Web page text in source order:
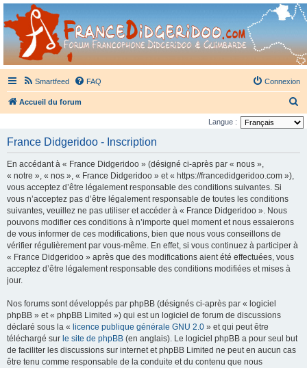
France Didgeridoo
Didgeridoo et Guimbarde sur France Didgeridoo - retrouvez la communauté.
Smartfeed FAQ Connexion
Accueil du forum
e
h
Langue :
France Didgeridoo - Inscription
En accédant à « France Didgeridoo » (désigné ci-après par « nous »,
« notre », « nos », « France Didgeridoo » et « https://francedidgeridoo.com »),
vous acceptez d’être légalement responsable des conditions suivantes. Si
vous n’acceptez pas d’être légalement responsable de toutes les conditions
suivantes, veuillez ne pas utiliser et accéder à « France Didgeridoo ». Nous
pouvons modifier ces conditions à n’importe quel moment et nous essaierons
de vous informer de ces modifications, bien que nous vous conseillons de
vérifier régulièrement par vous-même. En effet, si vous continuez à participer à
« France Didgeridoo » après que des modifications aient été effectuées, vous
acceptez d’être légalement responsable des conditions modifiées et mises à
jour.
Nos forums sont développés par phpBB (désignés ci-après par « logiciel
phpBB » et « phpBB Limited ») qui est un logiciel de forum de discussions
déclaré sous la « licence publique générale GNU 2.0 » et qui peut être
téléchargé sur le site de phpBB (en anglais). Le logiciel phpBB a pour seul but
de faciliter les discussions sur internet et phpBB Limited ne peut en aucun cas
être tenu comme responsable de la conduite et du contenu que nous